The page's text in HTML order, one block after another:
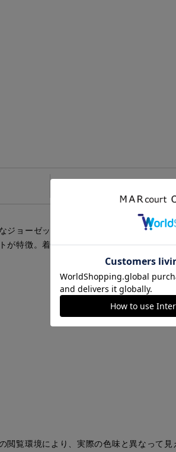
ジョーゼットボートネックコクーンプ
が特徴。着心地の良いサラッとした生地
覧環境により、実際の色味と異なって見